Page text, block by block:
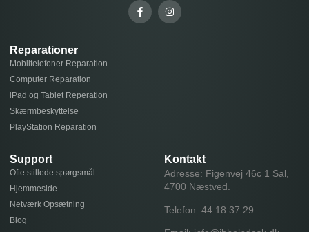
Reparationer
Mobiltelefoner Reparation
Computer Reparation
iPad og Tablet Reperation
Skærmbeskyttelse
PlayStation Reparation
Support
Ofte stillede spørgsmål
Hjemmeside
Netværk Opsætning
Blog
Kontakt
Adresse: Figenvej 46c 1 Sal,
4700 Næstved.
Telefon: 44 18 37 29